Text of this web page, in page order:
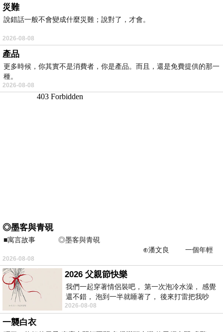
災難
說錯話一般不會變成什麼災難；說對了，才會。
2026-08-08
產品
更多時候，你其實不是消費者，你是產品。而且，還是免費提供的那一
種。
2026-08-08
◎墨客與青硯
■寓言故事 ◎墨客與青硯
⊕潘文良 一個年輕
的墨客，在京城的古玩肆裡
2026-08-08
2026 父親節快樂
我們一起穿著情侶裝吧， 第一次泡冷水澡， 感覺
還不錯， 泡到一半就睡著了， 後來打雷把我吵
醒， 手
2026-08-08
一襲白衣